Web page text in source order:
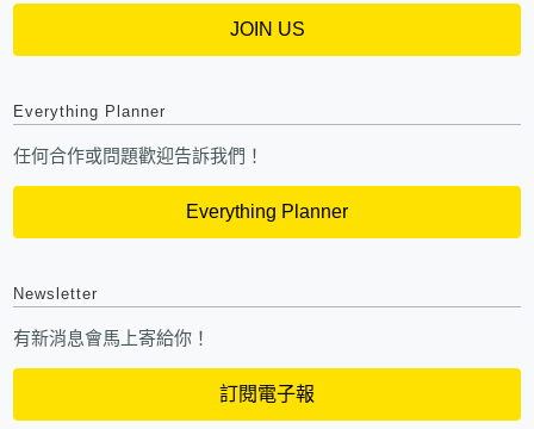
JOIN US
Everything Planner
任何合作或問題歡迎告訴我們！
Everything Planner
Newsletter
有新消息會馬上寄給你！
訂閱電子報